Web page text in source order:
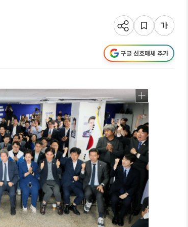
구글 선호매체 추가